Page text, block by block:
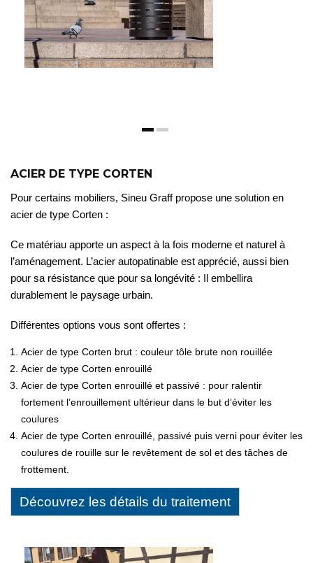
ACIER DE TYPE CORTEN
Pour certains mobiliers, Sineu Graff propose une solution en
acier de type Corten :
Ce matériau apporte un aspect à la fois moderne et naturel à
l’aménagement. L’acier autopatinable est apprécié, aussi bien
pour sa résistance que pour sa longévité : Il embellira
durablement le paysage urbain.
Différentes options vous sont offertes :
Acier de type Corten brut : couleur tôle brute non rouillée
Acier de type Corten enrouillé
Acier de type Corten enrouillé et passivé : pour ralentir
fortement l’enrouillement ultérieur dans le but d’éviter les
coulures
Acier de type Corten enrouillé, passivé puis verni pour éviter les
coulures de rouille sur le revêtement de sol et des tâches de
frottement.
Découvrez les détails du traitement